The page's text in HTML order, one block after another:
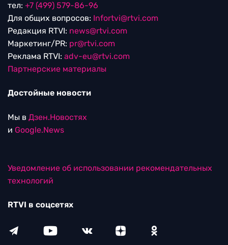
тел: +7 (499) 579-86-96
Для общих вопросов: Infortvi@rtvi.com
Редакция RTVI: news@rtvi.com
Маркетинг/PR: pr@rtvi.com
Реклама RTVI: adv-eu@rtvi.com
Партнерские материалы
Достойные новости
Мы в Дзен.Новостях
и Google.News
Уведомление об использовании рекомендательных
технологий
RTVI в соцсетях